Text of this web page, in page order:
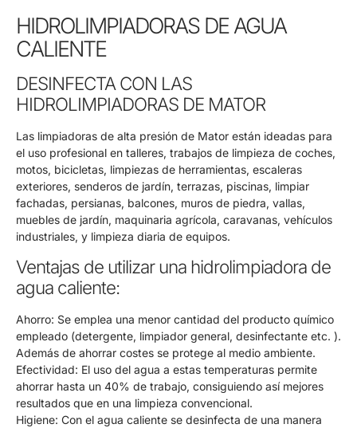
HIDROLIMPIADORAS DE AGUA
CALIENTE
DESINFECTA CON LAS
HIDROLIMPIADORAS DE MATOR
Las limpiadoras de alta presión de Mator están ideadas para
el uso profesional en talleres, trabajos de limpieza de coches,
motos, bicicletas, limpiezas de herramientas, escaleras
exteriores, senderos de jardín, terrazas, piscinas, limpiar
fachadas, persianas, balcones, muros de piedra, vallas,
muebles de jardín, maquinaria agrícola, caravanas, vehículos
industriales, y limpieza diaria de equipos.
Ventajas de utilizar una hidrolimpiadora de
agua caliente:
Ahorro: Se emplea una menor cantidad del producto químico
empleado (detergente, limpiador general, desinfectante etc. ).
Además de ahorrar costes se protege al medio ambiente.
Efectividad: El uso del agua a estas temperaturas permite
ahorrar hasta un 40% de trabajo, consiguiendo así mejores
resultados que en una limpieza convencional.
Higiene: Con el agua caliente se desinfecta de una manera